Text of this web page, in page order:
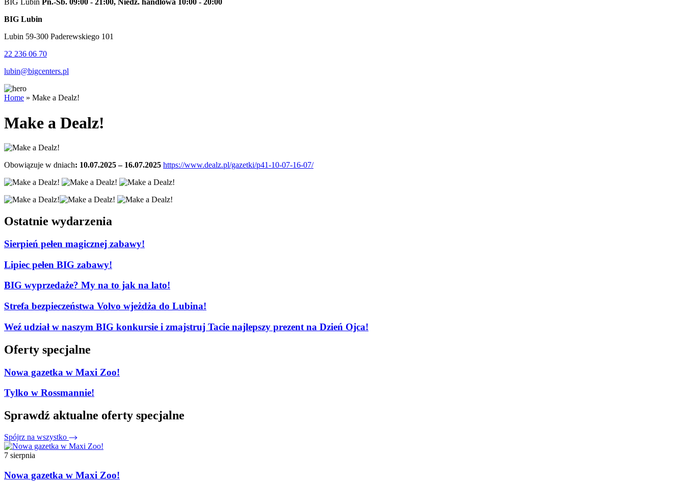
BIG Lubin Pn.-Sb. 09:00 - 21:00, Niedz. handlowa 10:00 - 20:00
BIG Lubin
Lubin 59-300 Paderewskiego 101
22 236 06 70
lubin@bigcenters.pl
Home » Make a Dealz!
Make a Dealz!
Obowiązuje w dniach: 10.07.2025 – 16.07.2025 https://www.dealz.pl/gazetki/p41-10-07-16-07/
Ostatnie wydarzenia
Sierpień pełen magicznej zabawy!
Lipiec pełen BIG zabawy!
BIG wyprzedaże? My na to jak na lato!
Strefa bezpieczeństwa Volvo wjeżdża do Lubina!
Weź udział w naszym BIG konkursie i zmajstruj Tacie najlepszy prezent na Dzień Ojca!
Oferty specjalne
Nowa gazetka w Maxi Zoo!
Tylko w Rossmannie!
Sprawdź aktualne oferty specjalne
Spójrz na wszystko
7 sierpnia
Nowa gazetka w Maxi Zoo!